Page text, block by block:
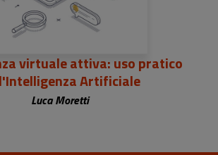
virtuale attiva: uso pratico
Artificiale
Luca Moretti